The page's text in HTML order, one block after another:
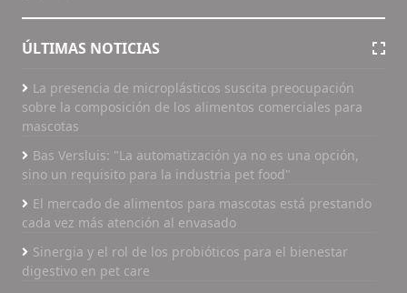
ÚLTIMAS NOTICIAS
La presencia de microplásticos suscita preocupación
sobre la composición de los alimentos comerciales para
mascotas
Bas Versluis: "La automatización ya no es una opción,
sino un requisito para la industria pet food"
El mercado de alimentos para mascotas está prestando
cada vez más atención al envasado
Sinergia y el rol de los probióticos para el bienestar
digestivo en pet care